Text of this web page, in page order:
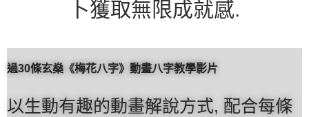
卜獲取無限成就感.
過30條玄燊《梅花八字》動畫八字教學影片
以生動有趣的動畫解說方式, 配合每條